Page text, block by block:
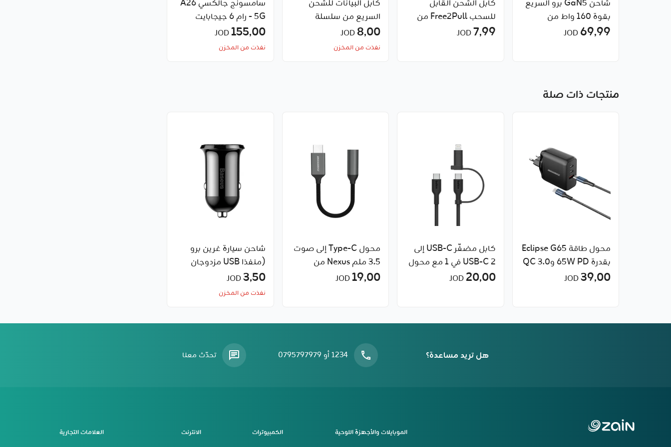
شاحن GaN5 برو السريع
بقوة 160 واط من
Baseus
69٫99
كابل الشحن القابل
للسحب Free2Pull من
7٫99JOD
كابل البيانات للشحن
السريع من سلسلة
Type-C إلى Type-C
8٫00
نفذت من المخزن
سامسونج جالكسي A26
5G - رام 6 جيجابايت
155٫00JOD
نفذت من المخزن
منتجات ذات صلة
محول طاقة Eclipse G65
بقدرة 65W PD وQC 3.0
39٫00
كابل مضفّر USB-C إلى
USB-C 2 في 1 مع محول
Lightning من بيلكن
20٫00 JOD
محول Type-C إلى صوت
3.5 ملم Nexus من
RockRose
19٫00JOD
شاحن سيارة غرين برو
(منفذا USB مزدوجان
عالمي من Baseus
3٫50JOD
نفذت من المخزن
هل تريد مساعدة؟ 1234 أو 0795797979 تحدّث معنا
الموبايلات والأجهزة اللوحية
الكمبيوترات
الانترنت
العلامات التجارية